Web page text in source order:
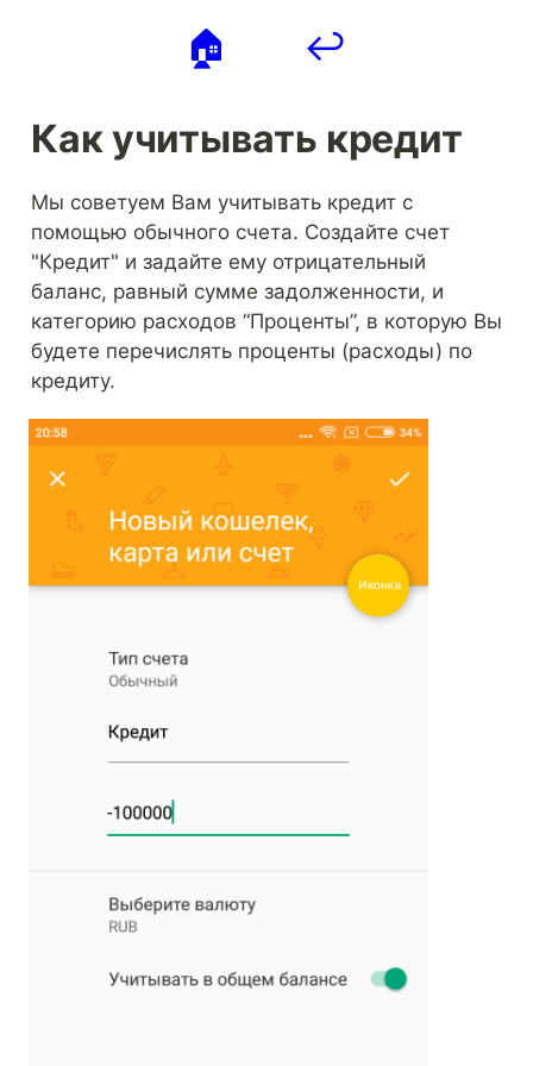
🏠
↩️
Как учитывать кредит
Мы советуем Вам учитывать кредит с
помощью обычного счета. Создайте счет
"Кредит" и задайте ему отрицательный
баланс, равный сумме задолженности, и
категорию расходов “Проценты”, в которую Вы
будете перечислять проценты (расходы) по
кредиту.